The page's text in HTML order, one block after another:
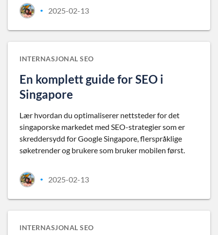
• 2025-02-13
INTERNASJONAL SEO
En komplett guide for SEO i
Singapore
Lær hvordan du optimaliserer nettsteder for det
singaporske markedet med SEO-strategier som er
skreddersydd for Google Singapore, flerspråklige
søketrender og brukere som bruker mobilen først.
• 2025-02-13
INTERNASJONAL SEO